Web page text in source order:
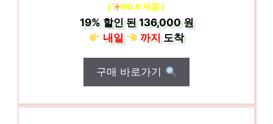
[ NO.6 제품 ]
19%할인 된136,000 원
내일
까지도착
구매 바로가기